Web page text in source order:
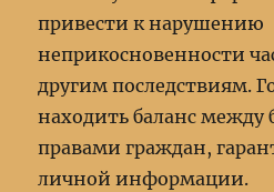
привести к нарушению
неприкосновенности
другим последствиям.
находить баланс между
правами граждан,
личной информации.